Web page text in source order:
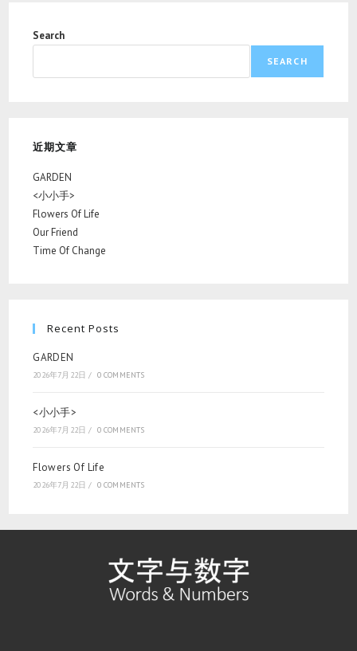
Search
SEARCH
近期文章
GARDEN
<小小手>
Flowers Of Life
Our Friend
Time Of Change
Recent Posts
GARDEN
2026年7月22日 / 0 COMMENTS
<小小手>
2026年7月22日 / 0 COMMENTS
Flowers Of Life
2026年7月22日 / 0 COMMENTS